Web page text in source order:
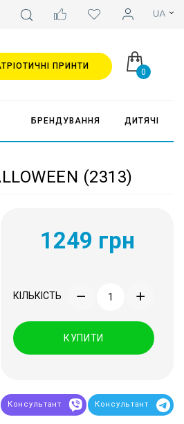
0
БРЕНДУВАННЯ ДИТЯЧІ
ПРИНТИ
(2313)
1249 грн
КІЛЬКІСТЬ
КУПИТИ
Консультант Консультант